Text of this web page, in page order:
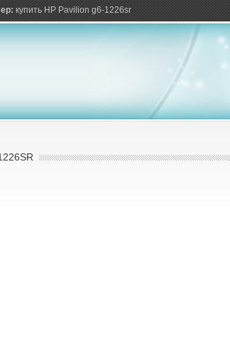
купить HP Pavilion g6-1226sr